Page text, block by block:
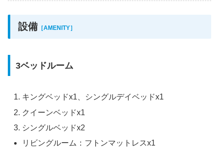
設備 ［AMENITY］
3ベッドルーム
キングベッドx1、シングルデイベッドx1
クイーンベッドx1
シングルベッドx2
リビングルーム：フトンマットレスx1